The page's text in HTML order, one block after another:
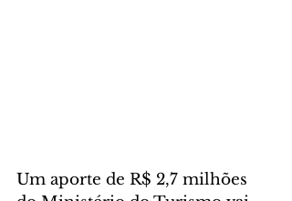
Um aporte de R$ 2,7 milhões